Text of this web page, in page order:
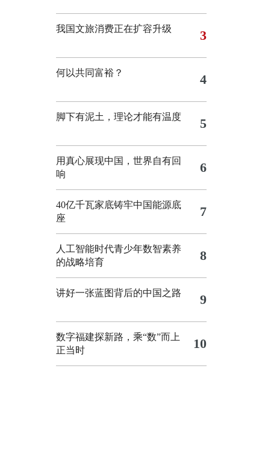
我国文旅消费正在扩容升级 3
何以共同富裕？ 4
脚下有泥土，理论才能有温度 5
用真心展现中国，世界自有回
响
6
40亿千瓦家底铸牢中国能源底
座
7
人工智能时代青少年数智素养
的战略培育
8
讲好一张蓝图背后的中国之路 9
数字福建探新路，乘“数”而上
正当时
10